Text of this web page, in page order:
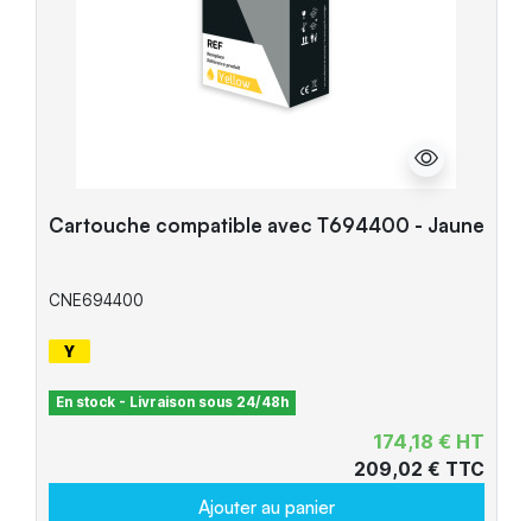
Cartouche compatible avec T694400 - Jaune
CNE694400
En stock - Livraison sous 24/48h
174,18 € HT
209,02 € TTC
Ajouter au panier